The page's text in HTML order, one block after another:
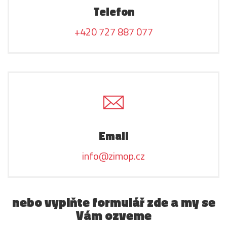
Telefon
+420 727 887 077
Email
info@zimop.cz
nebo vyplňte formulář zde a my se
Vám ozveme